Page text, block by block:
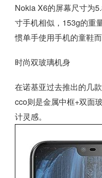
Nokia X6的屏幕尺寸为
寸手机相似，153g的重
惯单手使用手机的童鞋
时尚双玻璃机身
在诺基亚过去推出的几
cco则是金属中框+双面
计灵感。